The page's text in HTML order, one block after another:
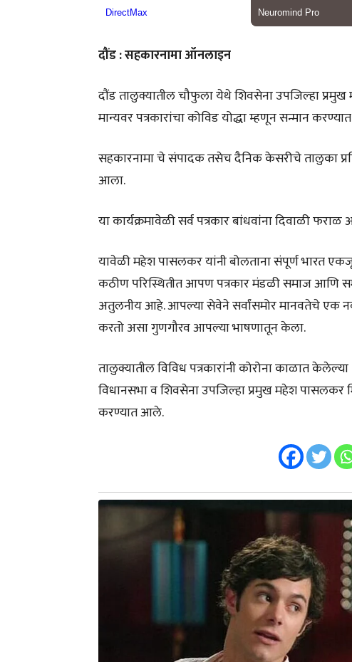
दौंड : सहकारनामा ऑनलाइन
दौंड तालुक्यातील चौफुला येथे शिवसेना उपजिल्हा
मान्यवर पत्रकारांचा कोविड योद्धा म्हणून सन्मान
सहकारनामा चे संपादक तसेच दैनिक केसरीचे तालुका
आला.
या कार्यक्रमावेळी सर्व पत्रकार बांधवांना दिवाळी
यावेळी महेश पासलकर यांनी बोलताना संपूर्ण भारत
कठीण परिस्थितीत आपण पत्रकार मंडळी समाज आणि
अतुलनीय आहे. आपल्या सेवेने सर्वांसमोर मानवतेचे एक
करतो असा गुणगौरव आपल्या भाषणातून केला.
तालुक्यातील विविध पत्रकारांनी कोरोना काळात
विधानसभा व शिवसेना उपजिल्हा प्रमुख महेश पासलकर
करण्यात आले.